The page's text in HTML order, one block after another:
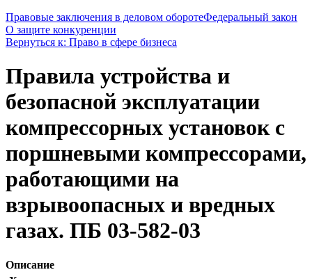
Правовые заключения в деловом оборотеФедеральный закон
О защите конкуренции
Вернуться к: Право в сфере бизнеса
Правила устройства и
безопасной эксплуатации
компрессорных установок с
поршневыми компрессорами,
работающими на
взрывоопасных и вредных
газах. ПБ 03-582-03
Описание